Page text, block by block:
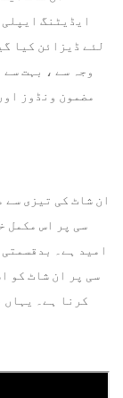
ایڈیٹنگ
لئے ڈیزائن کیا
وجہ سے ، بہت سے
ان شاٹ کی تیزی
سی پر اس مکمل
امید ہے۔
سی پر ان شاٹ کو